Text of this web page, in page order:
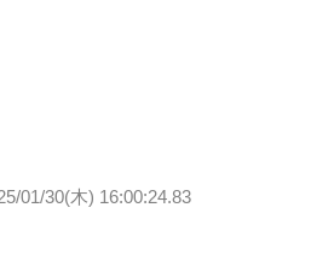
01/30(木) 16:00:24.83